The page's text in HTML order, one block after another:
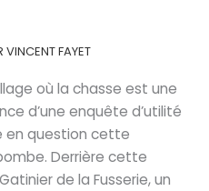
VINCENT FAYET
où la chasse est une
d’une enquête d’utilité
en question cette
Derrière cette
de la Fusserie, un